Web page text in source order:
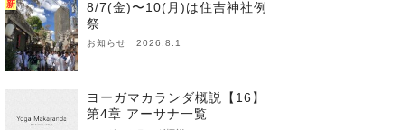
新
8/7(金)〜10(月)は住吉神社例
祭
お知らせ 2026.8.1
ヨーガマカランダ概説【16】
第4章 アーサナ一覧